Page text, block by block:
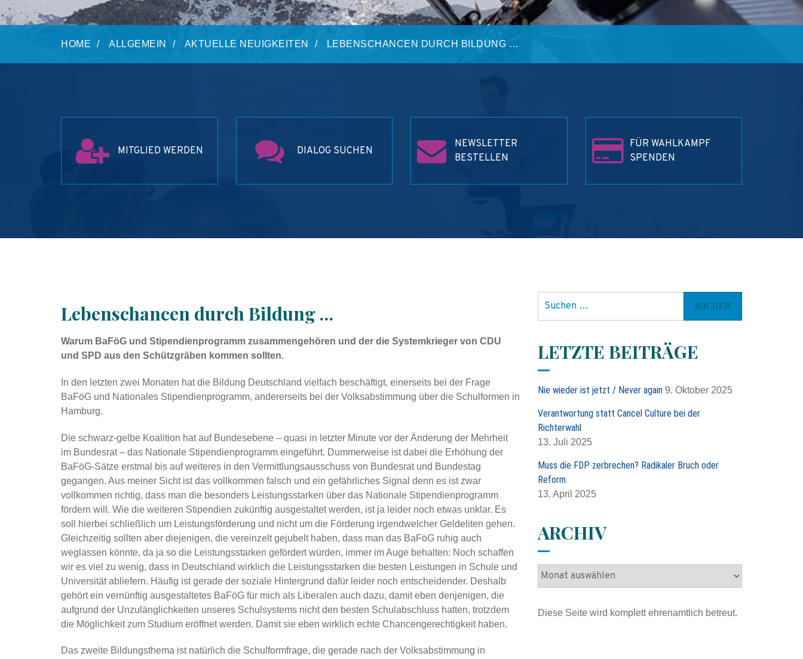
HOME ALLGEMEIN AKTUELLE NEUIGKEITEN LEBENSCHANCEN DURCH BILDUNG …
MITGLIED WERDEN DIALOG SUCHEN
NEWSLETTER
BESTELLEN
FÜR WAHLKAMPF
SPENDEN
Lebenschancen durch Bildung …
Warum BaFöG und Stipendienprogramm zusammengehören und der die Systemkrieger von CDU
und SPD aus den Schützgräben kommen sollten.
In den letzten zwei Monaten hat die Bildung Deutschland vielfach beschäftigt, einerseits bei der Frage
BaFöG und Nationales Stipendienprogramm, andererseits bei der Volksabstimmung über die Schulformen in
Hamburg.
Die schwarz-gelbe Koalition hat auf Bundesebene – quasi in letzter Minute vor der Änderung der Mehrheit
im Bundesrat – das Nationale Stipendienprogramm eingeführt. Dummerweise ist dabei die Erhöhung der
BaFöG-Sätze erstmal bis auf weiteres in den Vermittlungsausschuss von Bundesrat und Bundestag
gegangen. Aus meiner Sicht ist das vollkommen falsch und ein gefährliches Signal denn es ist zwar
vollkommen richtig, dass man die besonders Leistungsstarken über das Nationale Stipendienprogramm
fördern will. Wie die weiteren Stipendien zukünftig ausgestaltet werden, ist ja leider noch etwas unklar. Es
soll hierbei schließlich um Leistungsförderung und nicht um die Förderung irgendwelcher Geldeliten gehen.
Gleichzeitig sollten aber diejenigen, die vereinzelt gejubelt haben, dass man das BaFöG ruhig auch
weglassen könnte, da ja so die Leistungsstarken gefördert würden, immer im Auge behalten: Noch schaffen
wir es viel zu wenig, dass in Deutschland wirklich die Leistungsstarken die besten Leistungen in Schule und
Universität abliefern. Häufig ist gerade der soziale Hintergrund dafür leider noch entscheidender. Deshalb
gehört ein vernünftig ausgestaltetes BaFöG für mich als Liberalen auch dazu, damit eben denjenigen, die
aufgrund der Unzulänglichkeiten unseres Schulsystems nicht den besten Schulabschluss hatten, trotzdem
die Möglichkeit zum Studium eröffnet werden. Damit sie eben wirklich echte Chancengerechtigkeit haben.
Das zweite Bildungsthema ist natürlich die Schulformfrage, die gerade nach der Volksabstimmung in
e
n
n
c
h
:
LETZTE BEITRÄGE
Nie wieder ist jetzt / Never again 9. Oktober 2025
Verantwortung statt Cancel Culture bei der
Richterwahl
13. Juli 2025
Muss die FDP zerbrechen? Radikaler Bruch oder
Reform.
13. April 2025
ARCHIV
A
h
Diese Seite wird komplett ehrenamtlich betreut.